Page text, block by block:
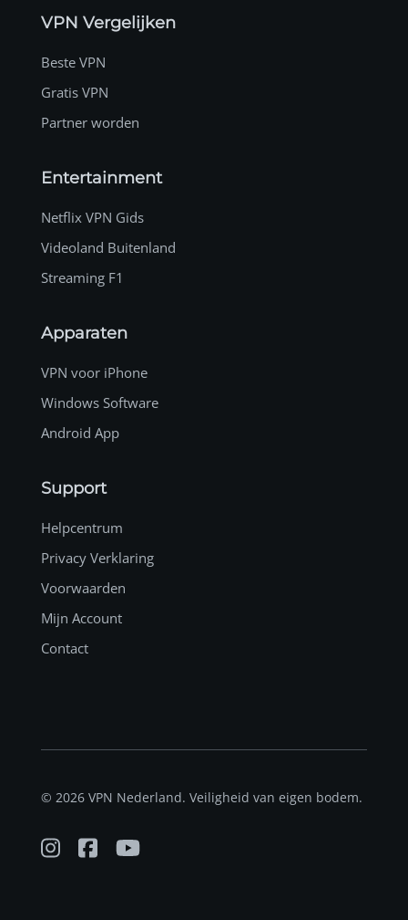
VPN Vergelijken
Beste VPN
Gratis VPN
Partner worden
Entertainment
Netflix VPN Gids
Videoland Buitenland
Streaming F1
Apparaten
VPN voor iPhone
Windows Software
Android App
Support
Helpcentrum
Privacy Verklaring
Voorwaarden
Mijn Account
Contact
© 2026 VPN Nederland. Veiligheid van eigen bodem.